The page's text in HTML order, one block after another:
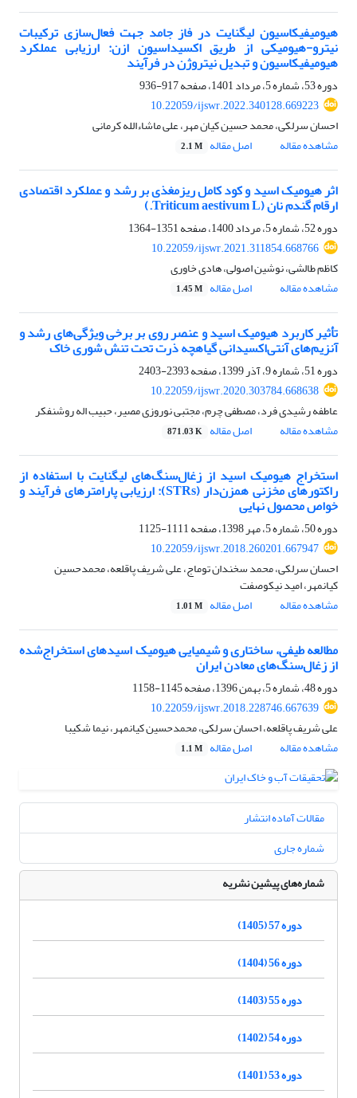
هیومیفیکاسیون لیگنایت در فاز جامد جهت فعال‌سازی ترکیبات
نیترو-هیومیکی از طریق اکسیداسیون ازن: ارزیابی عملکرد
هیومیفیکاسیون و تبدیل نیتروژن در فرآیند
دوره 53، شماره 5، مرداد 1401، صفحه
917-936
10.22059/ijswr.2022.340128.669223
احسان سرلکی، محمد حسین کیان مهر، علی ماشاء‌الله کرمانی
مشاهده مقاله
اصل مقاله 2.1 M
اثر هیومیک اسید و کود کامل ریزمغذی بر رشد و عملکرد اقتصادی
ارقام گندم نان (Triticum aestivum L.)
دوره 52، شماره 5، مرداد 1400، صفحه
1351-1364
10.22059/ijswr.2021.311854.668766
کاظم طالشی، نوشین اصولی، هادی خاوری
مشاهده مقاله
اصل مقاله 1.45 M
تأثیر کاربرد هیومیک اسید و عنصر روی بر برخی ویژگی‌های رشد و
آنزیم‌های آنتی‌اکسیدانی گیاهچه ذرت تحت تنش شوری خاک
دوره 51، شماره 9، آذر 1399، صفحه
2393-2403
10.22059/ijswr.2020.303784.668638
عاطفه رشیدی فرد، مصطفی چرم، مجتبی نوروزی مصیر، حبیب اله روشنفکر
مشاهده مقاله
اصل مقاله 871.03 K
استخراج هیومیک اسید از زغال‌سنگ‌‌های لیگنایت با استفاده از
راکتورهای مخزنی همزن‌دار (STRs): ارزیابی پارامترهای فرآیند و
خواص محصول نهایی
دوره 50، شماره 5، مهر 1398، صفحه
1111-1125
10.22059/ijswr.2018.260201.667947
احسان سرلکی، محمد سخندان توماج، علی شریف پاقلعه، محمدحسین
کیانمهر، امید نیکوصفت
مشاهده مقاله
اصل مقاله 1.01 M
مطالعه طیفی، ساختاری و شیمیایی هیومیک اسیدهای استخراج‌شده
از زغال‌سنگ‌های معادن ایران
دوره 48، شماره 5، بهمن 1396، صفحه
1145-1158
10.22059/ijswr.2018.228746.667639
علی شریف پاقلعه، احسان سرلکی، محمدحسین کیانمهر، نیما شکیبا
مشاهده مقاله
اصل مقاله 1.1 M
مقالات آماده انتشار
شماره جاری
شماره‌های پیشین نشریه
دوره 57 (1405)
دوره 56 (1404)
دوره 55 (1403)
دوره 54 (1402)
دوره 53 (1401)